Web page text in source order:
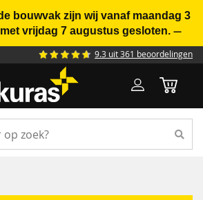
bouwvak zijn wij vanaf maandag 3
vrijdag 7 augustus gesloten. —
9.3 uit 361 beoordelingen